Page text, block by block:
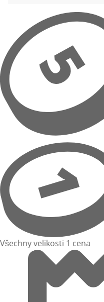
Všechny velikosti 1 cena